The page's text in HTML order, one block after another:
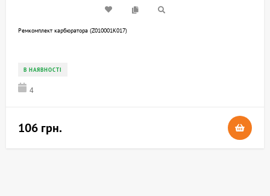
Ремкомплект карбюратора (Z010001K017)
В НАЯВНОСТІ
4
106 грн.